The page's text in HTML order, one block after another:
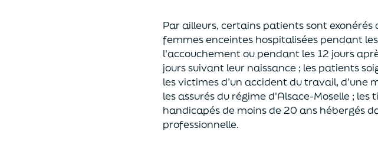
Par ailleurs, certains patients sont
femmesenceintes hospitalisées pendant les
l'accouchement ou pendant les 12 jours
jours suivant leur naissance ; les patients
les victimes d’un accident du travail, d’une
les assurésdu régime d'Alsace-Moselle ; les
handicapésde moins de 20 ans hébergés
professionnelle.